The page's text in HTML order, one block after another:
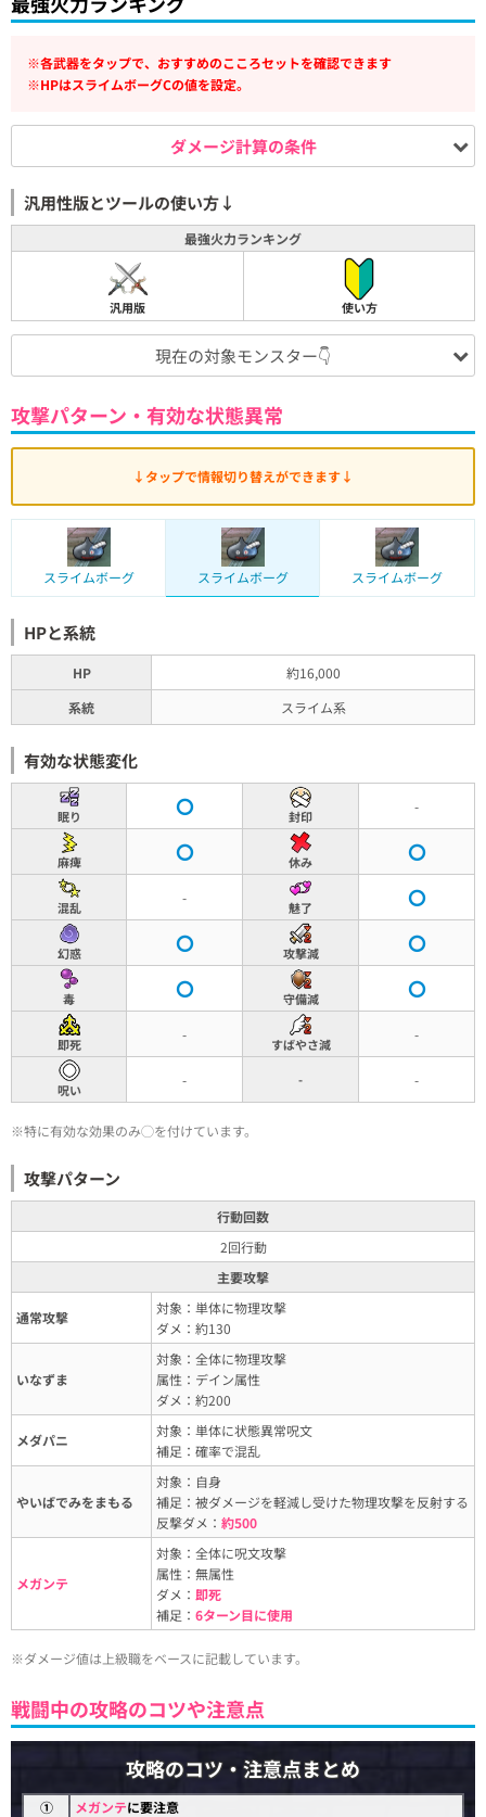
※各武器をタップで、おすすめのこころセットを確認できます
※HPはスライムボーグCの値を設定。
ダメージ計算の条件
汎用性版とツールの使い方↓
最強火力ランキング
汎用版 使い方
現在の対象モンスター👇
攻撃パターン・有効な状態異常
↓タップで情報切り替えができます↓
スライムボーグ スライムボーグ スライムボーグ
HPと系統
HP
約16,000
系統
スライム系
有効な状態変化
眠り 封印
-
麻痺 休み
混乱
-
魅了
幻惑 攻撃減
毒 守備減
即死
-
すばやさ減
-
呪い
- - -
※特に有効な効果のみ◯を付けています。
攻撃パターン
行動回数
2回行動
主要攻撃
通常攻撃
対象：単体に物理攻撃
ダメ：約130
いなずま
対象：全体に物理攻撃
属性：デイン属性
ダメ：約200
メダパニ
対象：単体に状態異常呪文
補足：確率で混乱
やいばでみをまもる
対象：自身
補足：被ダメージを軽減し受けた物理攻撃を反射する
反撃ダメ： 約500
メガンテ
対象：全体に呪文攻撃
属性：無属性
ダメ： 即死
補足： 6ターン目に使用
※ダメージ値は上級職をベースに記載しています。
戦闘中の攻略のコツや注意点
攻略のコツ・注意点まとめ
① メガンテに要注意